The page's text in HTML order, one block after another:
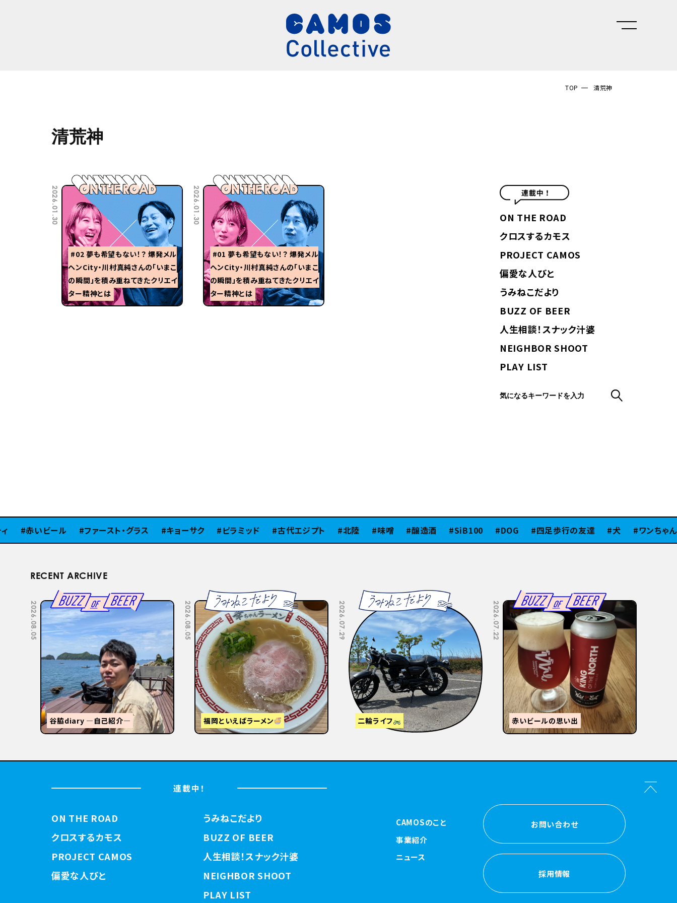
TOP 清荒神
清荒神
2026.01.30
#02 夢も希望もない！？ 爆発メル
ヘンCity・川村真純さんの「いまこ
の瞬間」を積み重ねてきたクリエイ
ター精神とは
2026.01.30
#01 夢も希望もない！？ 爆発メル
ヘンCity・川村真純さんの「いまこ
の瞬間」を積み重ねてきたクリエイ
ター精神とは
ON THE ROAD
クロスするカモス
PROJECT CAMOS
偏愛な人びと
うみねこだより
BUZZ OF BEER
人生相談！スナック汁婆
NEIGHBOR SHOOT
PLAY LIST
赤いビール ファースト・グラス キョーサク ピラミッド 古代エジプト 北陸 味噌 醸造酒 SiB100 DOG 四足歩行の友達 犬 ワンちゃん
RECENT ARCHIVE
2026.07.22
STANDUMINEKOClosingPartyと
3tR
2026.07.15
【関西視察】東京から大阪・京都へ
2026.07.10
はじめまして
2026.07.08
森的ビール人生②
連載中！
ON THE ROAD
クロスするカモス
PROJECT CAMOS
偏愛な人びと
うみねこだより
BUZZ OF BEER
人生相談！スナック汁婆
NEIGHBOR SHOOT
PLAY LIST
CAMOSのこと
事業紹介
ニュース
お問い合わせ
採用情報